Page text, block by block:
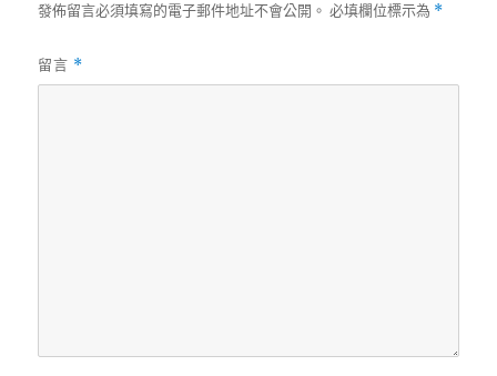
發佈留言必須填寫的電子郵件地址不會公開。 必填欄位標示為 *
留言 *